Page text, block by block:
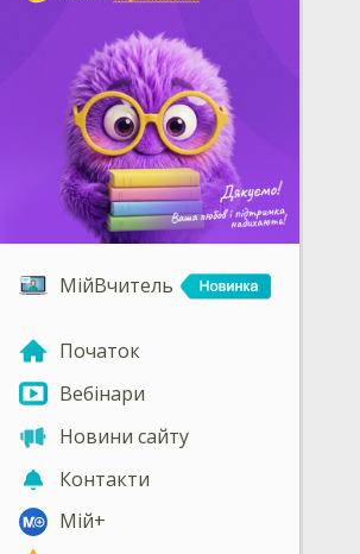
МійВчитель
Початок
Вебінари
Новини сайту
Контакти
Мій+